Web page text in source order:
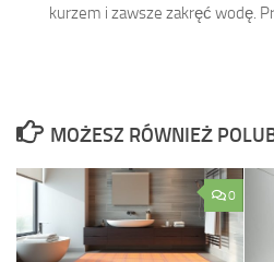
kurzem i zawsze zakręć wodę.
MOŻESZ RÓWNIEŻ
0